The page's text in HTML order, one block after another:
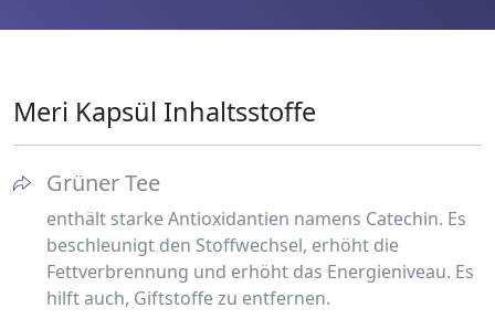
Meri Kapsül Inhaltsstoffe
Grüner Tee
enthält starke Antioxidantien namens Catechin. Es
beschleunigt den Stoffwechsel, erhöht die
Fettverbrennung und erhöht das Energieniveau. Es
hilft auch, Giftstoffe zu entfernen.